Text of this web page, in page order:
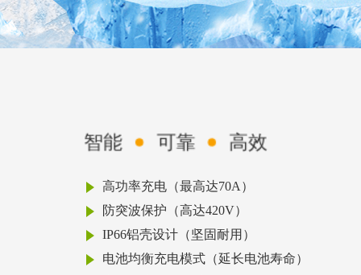
智能 可靠 高效
高功率充电（最高达70A）
防突波保护（高达420V）
IP66铝壳设计（坚固耐用）
电池均衡充电模式（延长电池寿命）